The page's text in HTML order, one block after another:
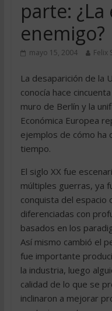
parte:
enemigo?
mayo 15, 2004 Felix
La desaparición de la
conocía hace
muro de Berlín y la
Económica Europea
ejemplos de cómo ha
tiempo.
El siglo XX fue
múltiples guerras, ya
conquista del espacio
diferenciadas con
basados en los
Así mismo cambió el
fue importante
la industria, luego
calidad de lo que se
inclinaron a mejorar